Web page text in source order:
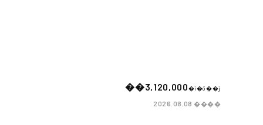
��3,120,000�i�ō��j
2026.08.08����